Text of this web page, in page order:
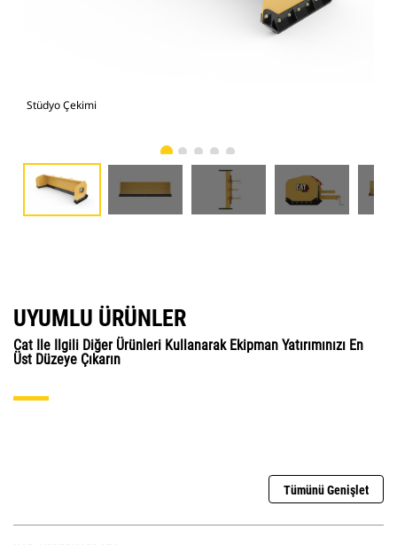
Stüdyo Çekimi
UYUMLU ÜRÜNLER
Cat Ile Ilgili Diğer Ürünleri Kullanarak Ekipman Yatırımınızı En
Üst Düzeye Çıkarın
Tümünü Genişlet